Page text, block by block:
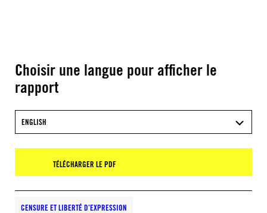
Choisir une langue pour afficher le
rapport
ENGLISH
TÉLÉCHARGER LE PDF
CENSURE ET LIBERTÉ D’EXPRESSION